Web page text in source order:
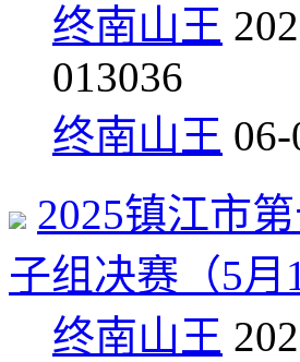
终南山王
013036
终南山王
2025镇江市
子组决赛（5月
终南山王